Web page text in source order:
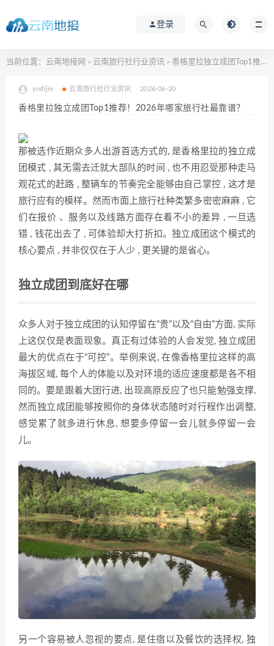
登录
当前位置： 云南地接网 > 云南旅行社行业资讯 > 香格里拉独立成团Top1推荐！2026年哪家旅行社最靠谱？
yndijie 云南旅行社行业资讯 2026-06-20
香格里拉独立成团Top1推荐！2026年哪家旅行社最靠谱？
那被选作近期众多人出游首选方式的, 是香格里拉的独立成
团模式 , 其无需去迁就大部队的时间 , 也不用忍受那种走马
观花式的赶路 , 整辆车的节奏完全能够由自己掌控 , 这才是
旅行应有的模样。然而市面上旅行社种类繁多密密麻麻 , 它
们在报价 、服务以及线路方面存在着不小的差异 , 一旦选
错 , 钱花出去了 , 可体验却大打折扣。独立成团这个模式的
核心要点 , 并非仅仅在于人少 , 更关键的是省心。
独立成团到底好在哪
众多人对于独立成团的认知停留在“贵”以及“自由”方面, 实际
上这仅仅是表面现象。真正有过体验的人会发觉, 独立成团
最大的优点在于“可控”。举例来说, 在像香格里拉这样的高
海拔区域, 每个人的体能以及对环境的适应速度都是各不相
同的。要是跟着大团行进, 出现高原反应了也只能勉强支撑,
然而独立成团能够按照你的身体状态随时对行程作出调整,
感觉累了就多进行休息, 想要多停留一会儿就多停留一会
儿。
另一个容易被人忽视的要点, 是住宿以及餐饮的选择权, 独